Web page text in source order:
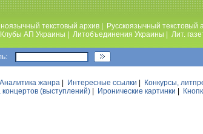
текстовый архив Русскоязычный текстовый
Клубы АП Украины Литобъединения Украины Лит.
Аналитика жанра Интересные ссылки Конкурсы,
(выступлений) Иронические картинки